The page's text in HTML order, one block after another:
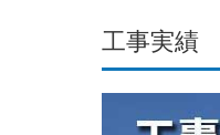
工事実績